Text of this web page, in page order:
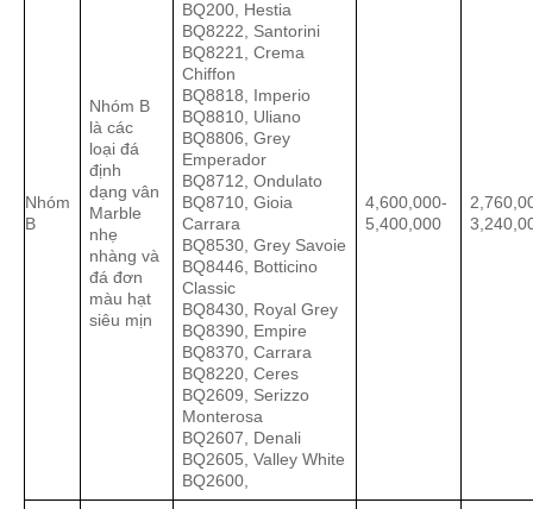
Nhóm
B
Nhóm B
là các
loại đá
định
dạng vân
Marble
nhẹ
nhàng và
đá đơn
màu hạt
siêu mịn
BQ200, Hestia
BQ8222, Santorini
BQ8221, Crema
Chiffon
BQ8818, Imperio
BQ8810, Uliano
BQ8806, Grey
Emperador
BQ8712, Ondulato
BQ8710, Gioia
Carrara
BQ8530, Grey Savoie
BQ8446, Botticino
Classic
BQ8430, Royal Grey
BQ8390, Empire
BQ8370, Carrara
BQ8220, Ceres
BQ2609, Serizzo
Monterosa
BQ2607, Denali
BQ2605, Valley White
BQ2600,
4,600,000-
5,400,000